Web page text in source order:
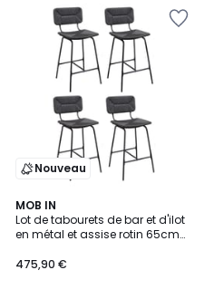
Nouveau
MOB IN
Lot de tabourets de bar et d'ilot
en métal et assise rotin 65cm
475,90 €
2
Couleurs